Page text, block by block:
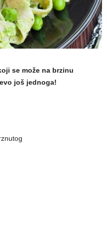
se može na brzinu
još jednoga!